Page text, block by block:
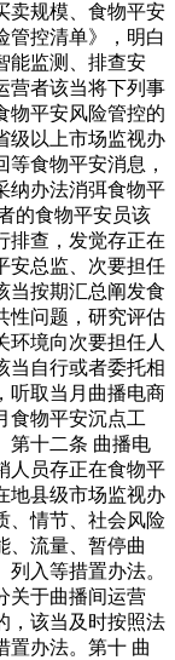
卖规模、食物平安
管控清单》，明白
能监测、排查安
营者该当将下列事
物平安风险管控的
级以上市场监视办
食物平安消息，
纳办法消弭食物平
的食物平安员该
排查，发觉存正在
安总监、次要担任
当按期汇总阐发食
性问题，研究评估
环境向次要担任人
当自行或者委托相
听取当月曲播电商
食物平安沉点工
第十二条 曲播电
人员存正在食物平
地县级市场监视办
、情节、社会风险
、流量、暂停曲
入等措置办法。
关于曲播间运营
，该当及时按照法
置办法。第十 曲